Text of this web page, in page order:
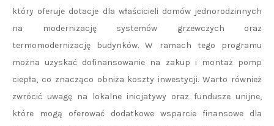
który oferuje dotacje dla właścicieli domów jednorodzinnych
na modernizację systemów grzewczych oraz
termomodernizację budynków. W ramach tego programu
można uzyskać dofinansowanie na zakup i montaż pomp
ciepła, co znacząco obniża koszty inwestycji. Warto również
zwrócić uwagę na lokalne inicjatywy oraz fundusze unijne,
które mogą oferować dodatkowe wsparcie finansowe dla